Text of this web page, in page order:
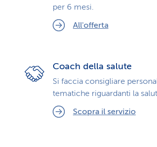
per 6 mesi.
All'offerta
Coach della salute
Si faccia consigliare
tematiche riguardanti la
Scopra il servizio